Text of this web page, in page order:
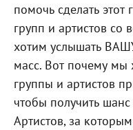
помочь сделать
групп и артистов
хотим услышать
масс. Вот почему мы
группы и артистов
чтобы получить
Артистов, за